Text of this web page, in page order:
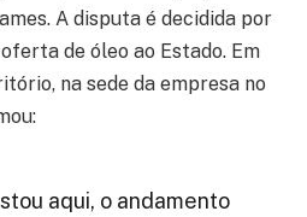
A disputa é decidida por
de óleo ao Estado. Em
na sede da empresa no
aqui, o andamento